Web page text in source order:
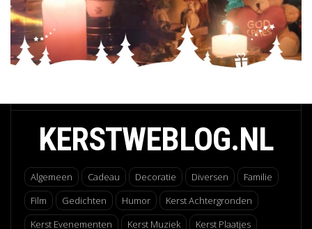
KERSTWEBLOG.NL
Algemeen Cadeau Decoratie Diversen
Familie
Film
Gedichten Humor
Kerst Achtergronden
Kerst Evenementen
Kerst Muziek
Kerst Plaatjes